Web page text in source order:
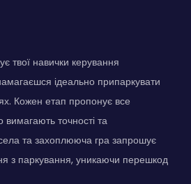
твої навички керування
ідеально припаркувати
Кожен етап пропонує все
точності та
та захоплююча гра запрошує
з паркування, уникаючи перешкод